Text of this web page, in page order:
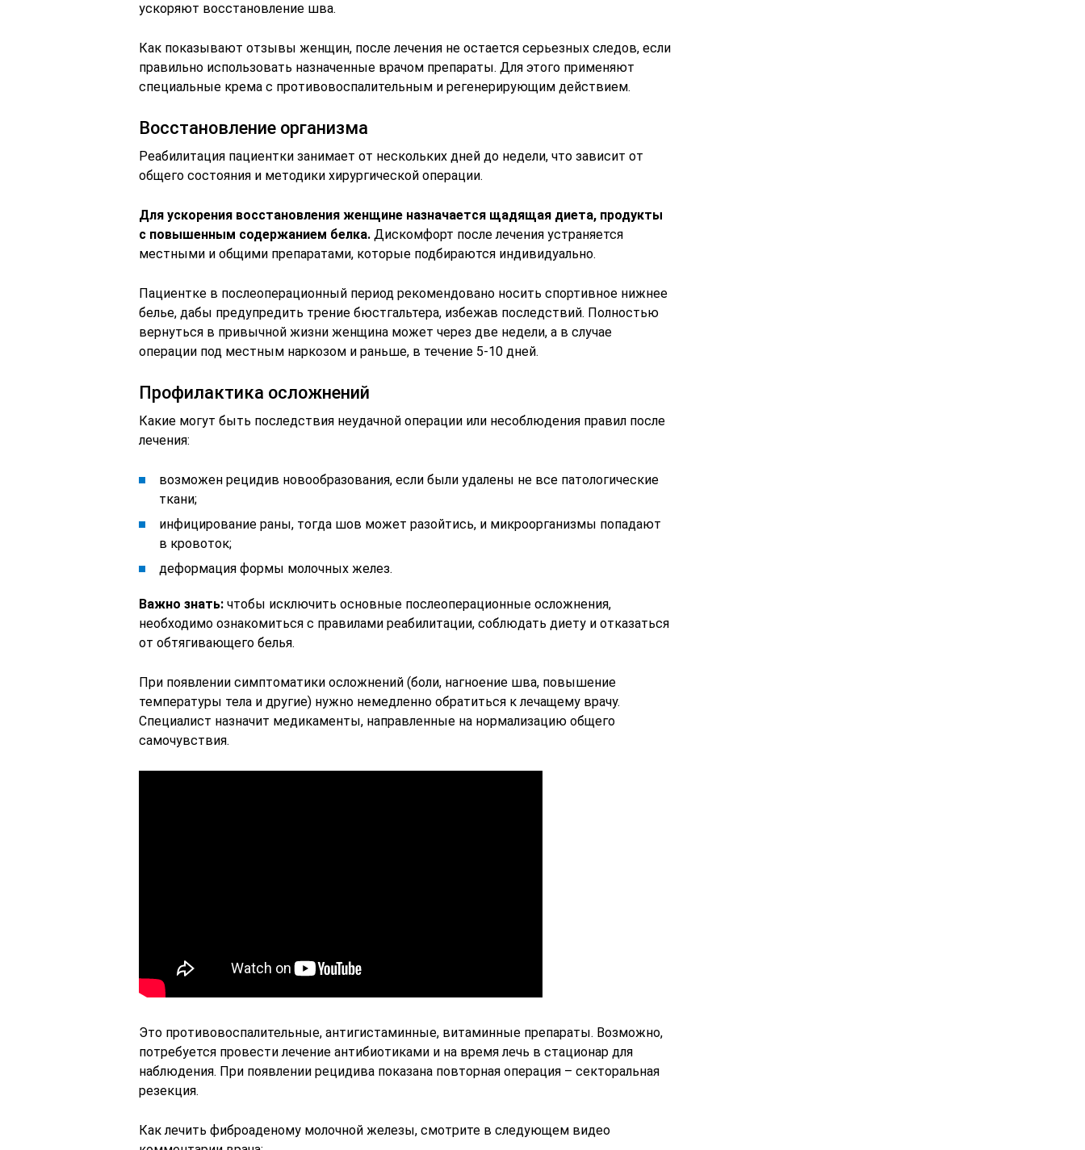
ускоряют восстановление шва.
Как показывают отзывы женщин, после лечения не остается серьезных следов, если
правильно использовать назначенные врачом препараты. Для этого применяют
специальные крема с противовоспалительным и регенерирующим действием.
Восстановление организма
Реабилитация пациентки занимает от нескольких дней до недели, что зависит от
общего состояния и методики хирургической операции.
Для ускорения восстановления женщине назначается щадящая диета, продукты
с повышенным содержанием белка. Дискомфорт после лечения устраняется
местными и общими препаратами, которые подбираются индивидуально.
Пациентке в послеоперационный период рекомендовано носить спортивное нижнее
белье, дабы предупредить трение бюстгальтера, избежав последствий. Полностью
вернуться в привычной жизни женщина может через две недели, а в случае
операции под местным наркозом и раньше, в течение 5-10 дней.
Профилактика осложнений
Какие могут быть последствия неудачной операции или несоблюдения правил после
лечения:
возможен рецидив новообразования, если были удалены не все патологические
ткани;
инфицирование раны, тогда шов может разойтись, и микроорганизмы попадают
в кровоток;
деформация формы молочных желез.
Важно знать: чтобы исключить основные послеоперационные осложнения,
необходимо ознакомиться с правилами реабилитации, соблюдать диету и отказаться
от обтягивающего белья.
При появлении симптоматики осложнений (боли, нагноение шва, повышение
температуры тела и другие) нужно немедленно обратиться к лечащему врачу.
Специалист назначит медикаменты, направленные на нормализацию общего
самочувствия.
Это противовоспалительные, антигистаминные, витаминные препараты. Возможно,
потребуется провести лечение антибиотиками и на время лечь в стационар для
наблюдения. При появлении рецидива показана повторная операция – секторальная
резекция.
Как лечить фиброаденому молочной железы, смотрите в следующем видео